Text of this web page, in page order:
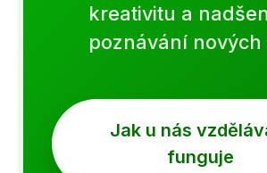
kreativitu a
poznávání nových
Jak u nás
funguje